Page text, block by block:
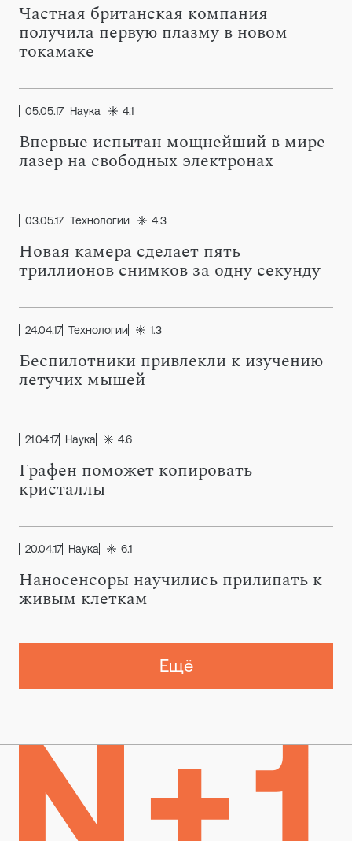
Частная британская компания
получила первую плазму в новом
токамаке
05.05.17 Наука 4.1
Впервые испытан мощнейший в мире
лазер на свободных электронах
03.05.17 Технологии 4.3
Новая камера сделает пять
триллионов снимков за одну секунду
24.04.17 Технологии 1.3
Беспилотники привлекли к изучению
летучих мышей
21.04.17 Наука 4.6
Графен поможет копировать
кристаллы
20.04.17 Наука 6.1
Наносенсоры научились прилипать к
живым клеткам
Ещё